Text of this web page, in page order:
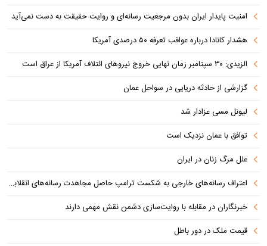
امنیت پایدار ایران بدون مرجعیت رسانه‌ای و روایت حقیقت به دست نمی‌آید
هشدار کانادا درباره عواقب تعرفه ۵۰ درصدی آمریکا
الزیدی: ۳۰ سپتامبر زمان نهایی خروج نیروهای ائتلاف آمریکا از عراق است
گزارشی از حادثه دریایی در سواحل عمان
لیونل مسی عزادار شد
توافق با عمان نزدیک است
علل مرگ زنان در ایران
اعتراف رسانه‌های خارجی به شکست ترامپ حاصل مجاهدت رسانه‌های انقلابی است
خبرنگاران در مقابله با روایت‌سازی دشمن نقش مهمی دارند
قیمت ملک در دور باطل